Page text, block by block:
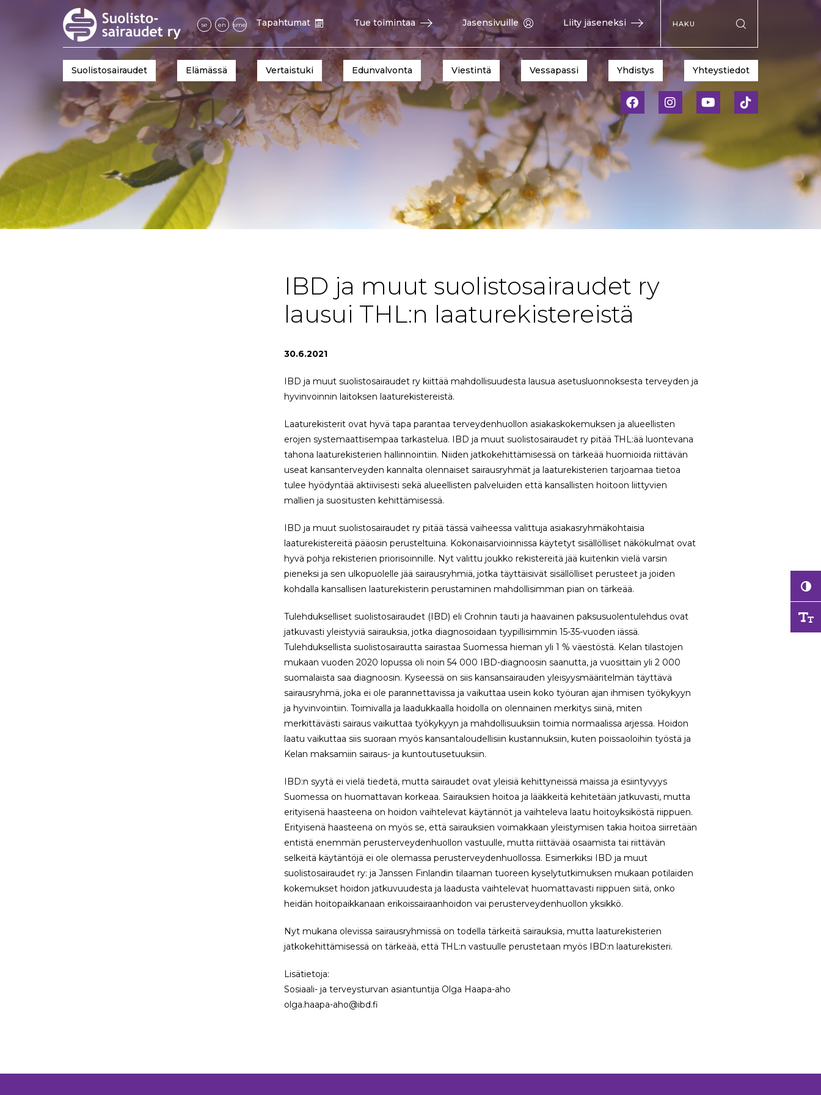
se en sme Tapahtumat Tue toimintaa Jäsensivuille Liity jäseneksi
Hae sivustolta
Suolistosairaudet Elämässä Vertaistuki Edunvalvonta Viestintä Vessapassi Yhdistys Yhteystiedot
IBD ja muut suolistosairaudet ry
lausui THL:n laaturekistereistä
30.6.2021
IBD ja muut suolistosairaudet ry kiittää mahdollisuudesta lausua asetusluonnoksesta terveyden ja
hyvinvoinnin laitoksen laaturekistereistä.
Laaturekisterit ovat hyvä tapa parantaa terveydenhuollon asiakaskokemuksen ja alueellisten
erojen systemaattisempaa tarkastelua. IBD ja muut suolistosairaudet ry pitää THL:ää luontevana
tahona laaturekisterien hallinnointiin. Niiden jatkokehittämisessä on tärkeää huomioida riittävän
useat kansanterveyden kannalta olennaiset sairausryhmät ja laaturekisterien tarjoamaa tietoa
tulee hyödyntää aktiivisesti sekä alueellisten palveluiden että kansallisten hoitoon liittyvien
mallien ja suositusten kehittämisessä.
IBD ja muut suolistosairaudet ry pitää tässä vaiheessa valittuja asiakasryhmäkohtaisia
laaturekistereitä pääosin perusteltuina. Kokonaisarvioinnissa käytetyt sisällölliset näkökulmat ovat
hyvä pohja rekisterien priorisoinnille. Nyt valittu joukko rekistereitä jää kuitenkin vielä varsin
pieneksi ja sen ulkopuolelle jää sairausryhmiä, jotka täyttäisivät sisällölliset perusteet ja joiden
kohdalla kansallisen laaturekisterin perustaminen mahdollisimman pian on tärkeää.
Tulehdukselliset suolistosairaudet (IBD) eli Crohnin tauti ja haavainen paksusuolentulehdus ovat
jatkuvasti yleistyviä sairauksia, jotka diagnosoidaan tyypillisimmin 15-35-vuoden iässä.
Tulehduksellista suolistosairautta sairastaa Suomessa hieman yli 1 % väestöstä. Kelan tilastojen
mukaan vuoden 2020 lopussa oli noin 54 000 IBD-diagnoosin saanutta, ja vuosittain yli 2 000
suomalaista saa diagnoosin. Kyseessä on siis kansansairauden yleisyysmääritelmän täyttävä
sairausryhmä, joka ei ole parannettavissa ja vaikuttaa usein koko työuran ajan ihmisen työkykyyn
ja hyvinvointiin. Toimivalla ja laadukkaalla hoidolla on olennainen merkitys siinä, miten
merkittävästi sairaus vaikuttaa työkykyyn ja mahdollisuuksiin toimia normaalissa arjessa. Hoidon
laatu vaikuttaa siis suoraan myös kansantaloudellisiin kustannuksiin, kuten poissaoloihin työstä ja
Kelan maksamiin sairaus- ja kuntoutusetuuksiin.
IBD:n syytä ei vielä tiedetä, mutta sairaudet ovat yleisiä kehittyneissä maissa ja esiintyvyys
Suomessa on huomattavan korkeaa. Sairauksien hoitoa ja lääkkeitä kehitetään jatkuvasti, mutta
erityisenä haasteena on hoidon vaihtelevat käytännöt ja vaihteleva laatu hoitoyksiköstä riippuen.
Erityisenä haasteena on myös se, että sairauksien voimakkaan yleistymisen takia hoitoa siirretään
entistä enemmän perusterveydenhuollon vastuulle, mutta riittävää osaamista tai riittävän
selkeitä käytäntöjä ei ole olemassa perusterveydenhuollossa. Esimerkiksi IBD ja muut
suolistosairaudet ry: ja Janssen Finlandin tilaaman tuoreen kyselytutkimuksen mukaan potilaiden
kokemukset hoidon jatkuvuudesta ja laadusta vaihtelevat huomattavasti riippuen siitä, onko
heidän hoitopaikkanaan erikoissairaanhoidon vai perusterveydenhuollon yksikkö.
Nyt mukana olevissa sairausryhmissä on todella tärkeitä sairauksia, mutta laaturekisterien
jatkokehittämisessä on tärkeää, että THL:n vastuulle perustetaan myös IBD:n laaturekisteri.
Lisätietoja:
Sosiaali- ja terveysturvan asiantuntija Olga Haapa-aho
olga.haapa-aho@ibd.fi